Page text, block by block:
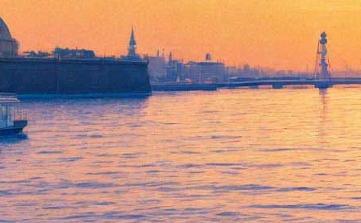
Лилия Бурдинская забинтует
Офелию в Центре Михаила
Шемякина